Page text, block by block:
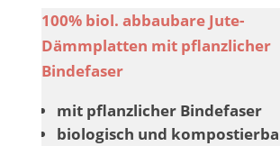
100% biol. abbaubare Jute-
Dämmplatten mit pflanzlicher
Bindefaser
mit pflanzlicher Bindefaser
biologisch und